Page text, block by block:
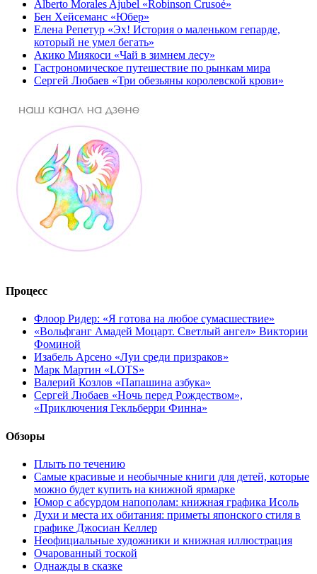
Alberto Morales Ajubel «Robinson Crusoé»
Бен Хейсеманс «Юбер»
Елена Репетур «Эх! История о маленьком гепарде,
который не умел бегать»
Акико Миякоси «Чай в зимнем лесу»
Гастрономическое путешествие по рынкам мира
Сергей Любаев «Три обезьяны королевской крови»
Процесс
Флоор Ридер: «Я готова на любое сумасшествие»
«Вольфганг Амадей Моцарт. Светлый ангел» Виктории
Фоминой
Изабель Арсено «Луи среди призраков»
Марк Мартин «LOTS»
Валерий Козлов «Папашина азбука»
Сергей Любаев «Ночь перед Рождеством»,
«Приключения Гекльберри Финна»
Обзоры
Плыть по течению
Самые красивые и необычные книги для детей, которые
можно будет купить на книжной ярмарке
Юмор с абсурдом напополам: книжная графика Исоль
Духи и места их обитания: приметы японского стиля в
графике Джосиан Келлер
Неофициальные художники и книжная иллюстрация
Очарованный тоской
Однажды в сказке